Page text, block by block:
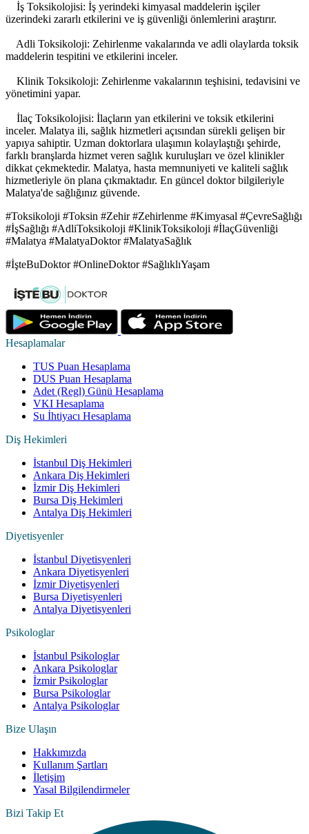
İş Toksikolojisi: İş yerindeki kimyasal maddelerin işçiler
üzerindeki zararlı etkilerini ve iş güvenliği önlemlerini araştırır.
Adli Toksikoloji: Zehirlenme vakalarında ve adli olaylarda toksik
maddelerin tespitini ve etkilerini inceler.
Klinik Toksikoloji: Zehirlenme vakalarının teşhisini, tedavisini ve
yönetimini yapar.
İlaç Toksikolojisi: İlaçların yan etkilerini ve toksik etkilerini
inceler. Malatya ili, sağlık hizmetleri açısından sürekli gelişen bir
yapıya sahiptir. Uzman doktorlara ulaşımın kolaylaştığı şehirde,
farklı branşlarda hizmet veren sağlık kuruluşları ve özel klinikler
dikkat çekmektedir. Malatya, hasta memnuniyeti ve kaliteli sağlık
hizmetleriyle ön plana çıkmaktadır. En güncel doktor bilgileriyle
Malatya'de sağlığınız güvende.
#Toksikoloji #Toksin #Zehir #Zehirlenme #Kimyasal #ÇevreSağlığı
#İşSağlığı #AdliToksikoloji #KlinikToksikoloji #İlaçGüvenliği
#Malatya #MalatyaDoktor #MalatyaSağlık
#İşteBuDoktor #OnlineDoktor #SağlıklıYaşam
Hesaplamalar
TUS Puan Hesaplama
DUS Puan Hesaplama
Adet (Regl) Günü Hesaplama
VKI Hesaplama
Su İhtiyacı Hesaplama
Diş Hekimleri
İstanbul Diş Hekimleri
Ankara Diş Hekimleri
İzmir Diş Hekimleri
Bursa Diş Hekimleri
Antalya Diş Hekimleri
Diyetisyenler
İstanbul Diyetisyenleri
Ankara Diyetisyenleri
İzmir Diyetisyenleri
Bursa Diyetisyenleri
Antalya Diyetisyenleri
Psikologlar
İstanbul Psikologlar
Ankara Psikologlar
İzmir Psikologlar
Bursa Psikologlar
Antalya Psikologlar
Bize Ulaşın
Hakkımızda
Kullanım Şartları
İletişim
Yasal Bilgilendirmeler
Bizi Takip Et